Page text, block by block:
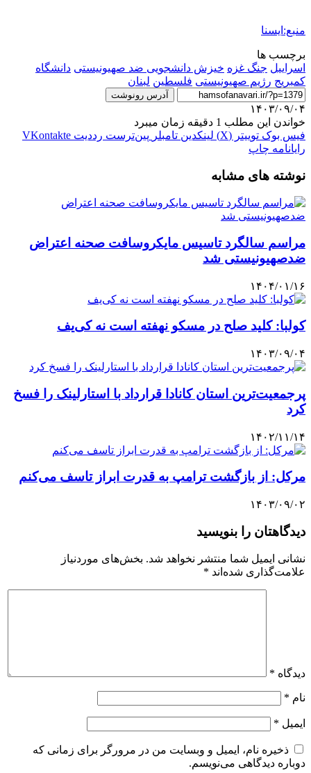
منبع:ایسنا
برچسب ها
اسراييل جنگ غزه خیزش دانشجویی ضد صهیونیستی دانشگاه
کمبریج رژيم صهيونيستی فلسطين لبنان
آدرس رونوشت
۱۴۰۳/۰۹/۰۴
خواندن این مطلب 1 دقیقه زمان میبرد
فیس بوک توییتر (X) لینکدین ‫تامبلر ‫پین‌ترست ‫رددیت ‫VKontakte
رایانامه چاپ
نوشته های مشابه
مراسم سالگرد تاسیس مایکروسافت صحنه اعتراض
ضدصهیونیستی شد
۱۴۰۴/۰۱/۱۶
کولبا: کلید صلح در مسکو نهفته است نه کی‌یف
۱۴۰۳/۰۹/۰۴
پرجمعیت‌ترین استان کانادا قرارداد با استارلینک را فسخ
کرد
۱۴۰۲/۱۱/۱۴
مرکل: از بازگشت ترامپ به قدرت ابراز تاسف می‌کنم
۱۴۰۳/۰۹/۰۲
دیدگاهتان را بنویسید
نشانی ایمیل شما منتشر نخواهد شد. بخش‌های موردنیاز
علامت‌گذاری شده‌اند *
دیدگاه *
نام *
ایمیل *
ذخیره نام، ایمیل و وبسایت من در مرورگر برای زمانی که
دوباره دیدگاهی می‌نویسم.